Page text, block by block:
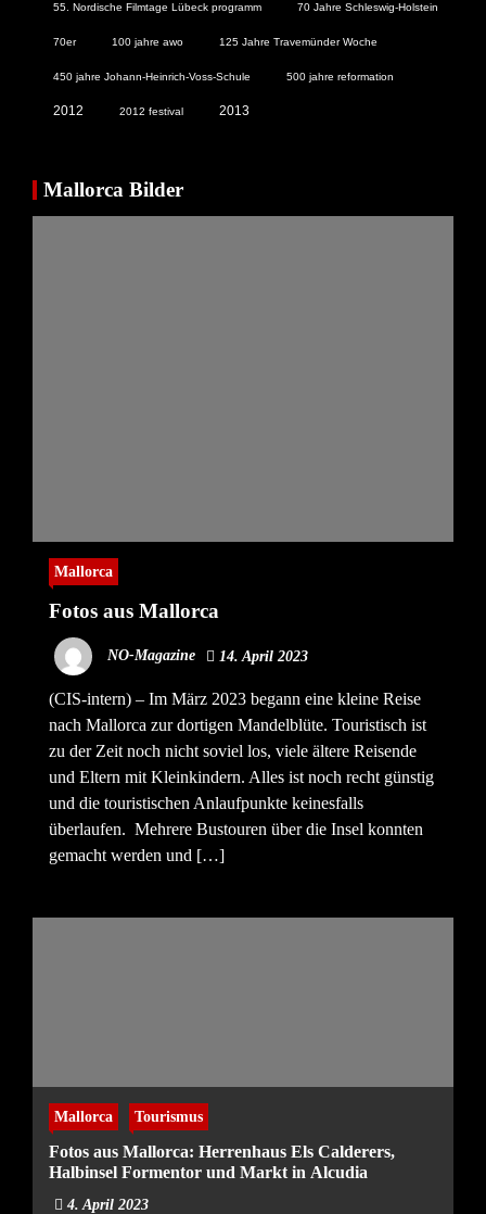
55. Nordische Filmtage Lübeck programm 70 Jahre Schleswig-Holstein
70er 100 jahre awo 125 Jahre Travemünder Woche
450 jahre Johann-Heinrich-Voss-Schule 500 jahre reformation
2012 2012 festival 2013
Mallorca Bilder
Mallorca
Fotos aus Mallorca
NO-Magazine 14. April 2023
(CIS-intern) – Im März 2023 begann eine kleine Reise
nach Mallorca zur dortigen Mandelblüte. Touristisch ist
zu der Zeit noch nicht soviel los, viele ältere Reisende
und Eltern mit Kleinkindern. Alles ist noch recht günstig
und die touristischen Anlaufpunkte keinesfalls
überlaufen. Mehrere Bustouren über die Insel konnten
gemacht werden und […]
Mallorca Tourismus
Fotos aus Mallorca: Herrenhaus Els Calderers,
Halbinsel Formentor und Markt in Alcudia
4. April 2023